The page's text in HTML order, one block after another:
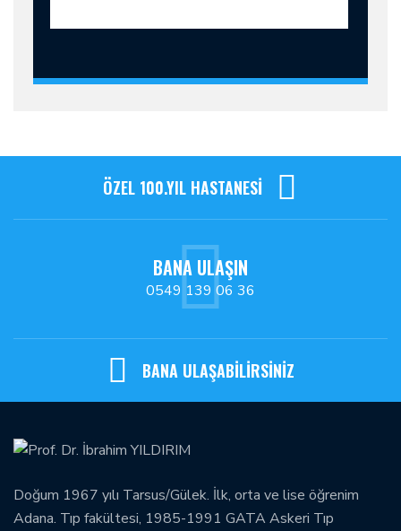
ÖZEL 100.YIL HASTANESİ
BANA ULAŞIN
0549 139 06 36
BANA ULAŞABİLİRSİNİZ
Doğum 1967 yılı Tarsus/Gülek. İlk, orta ve lise öğrenim
Adana. Tıp fakültesi, 1985-1991 GATA Askeri Tıp